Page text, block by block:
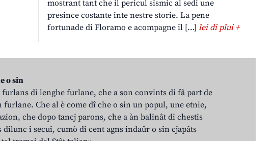
mostrant tant che il pericul sismic al sedi une
presince costante inte nestre storie. La pene
fortunade di Floramo e acompagne il […]lei di plui +
o sin
furlans di lenghe furlane, che a son convints di fâ part de
furlane. Che al è come dî che o sin un popul, une etnie,
che dopo tancj parons, che a àn balinât di chestis
dilunc i secui, cumò di cent agns indaûr o sin cjapâts